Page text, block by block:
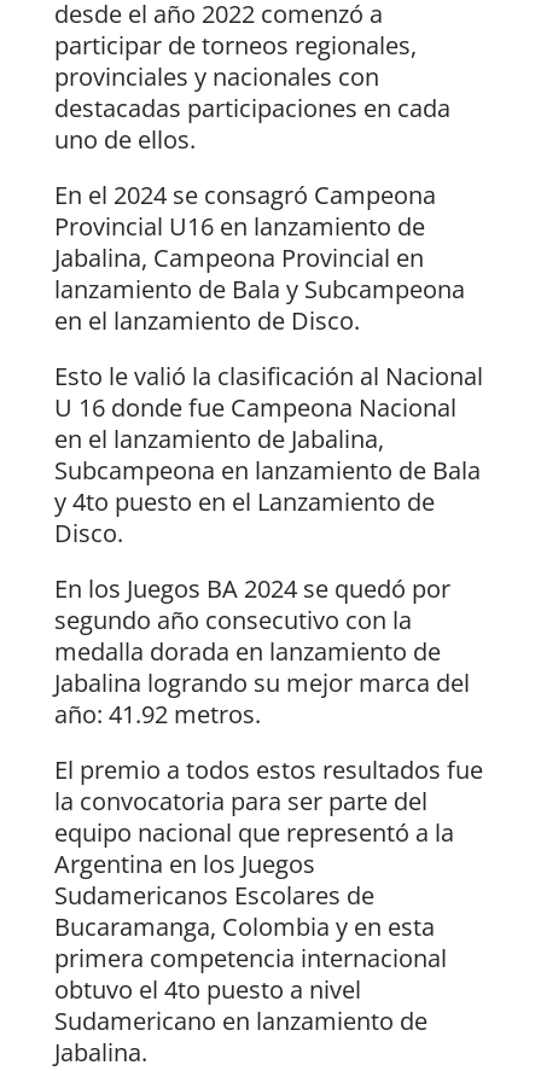
desde el año 2022 comenzó a
participar de torneos regionales,
provinciales y nacionales con
destacadas participaciones en cada
uno de ellos.
En el 2024 se consagró Campeona
Provincial U16 en lanzamiento de
Jabalina, Campeona Provincial en
lanzamiento de Bala y Subcampeona
en el lanzamiento de Disco.
Esto le valió la clasificación al Nacional
U 16 donde fue Campeona Nacional
en el lanzamiento de Jabalina,
Subcampeona en lanzamiento de Bala
y 4to puesto en el Lanzamiento de
Disco.
En los Juegos BA 2024 se quedó por
segundo año consecutivo con la
medalla dorada en lanzamiento de
Jabalina logrando su mejor marca del
año: 41.92 metros.
El premio a todos estos resultados fue
la convocatoria para ser parte del
equipo nacional que representó a la
Argentina en los Juegos
Sudamericanos Escolares de
Bucaramanga, Colombia y en esta
primera competencia internacional
obtuvo el 4to puesto a nivel
Sudamericano en lanzamiento de
Jabalina.